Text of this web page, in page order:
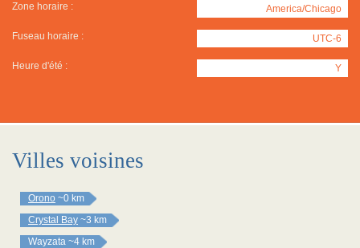
Zone horaire : America/Chicago
Fuseau horaire : UTC-6
Heure d'été : Y
Villes voisines
Orono ~0 km
Crystal Bay ~3 km
Wayzata ~4 km